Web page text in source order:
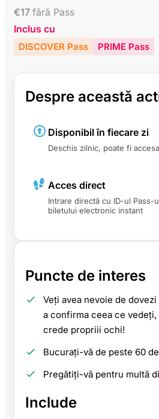
€17 fără Pass
Inclus cu
DISCOVER Pass PRIME Pass
Despre această
Disponibil în fiecare zi
Deschis zilnic, poate fi
Acces direct
Intrare directă cu ID-ul Pass-
biletului electronic instant
Puncte de interes
Veți avea nevoie de
a confirma ceea ce
crede propriii ochi!
Bucurați-vă de peste 60
Pregătiți-vă pentru multă
Include